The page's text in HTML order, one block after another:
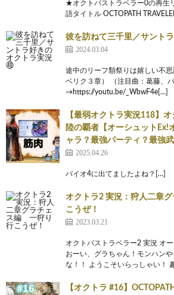
★オクトパストラベラー0の再生
語タイトル OCTOPATH
彼を訪ねて三千里／サント
2024.03.04
途中のリーフ類祭りは嬉しい不
ベリク３章） （注目曲：葛藤、
→https://youtu.be/_WbwF4e[…]
【最弱オクトラ実況118】
陸の覇者【オーシュットEx!
ャラ？最強パーティ？最強
2025.04.26
バイオ4に出てましたよね？[…]
オクトラ2 実況：狩人二章
こうぜ！
2023.03.21
オクトパストラベラー2 実況 オ
おーい、グラちゃん！モンハン
な！！ ようこそいらっしゃい！
【オクトラ #16】